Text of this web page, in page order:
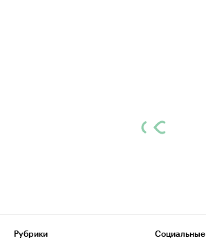
Рубрики
Социальные